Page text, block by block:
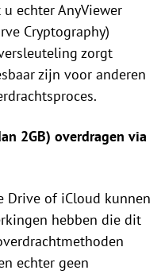
echter AnyViewer
Cryptography)
zorgt
zijn voor anderen
2GB) overdragen via
Drive of iCloud kunnen
hebben die dit
echter geen